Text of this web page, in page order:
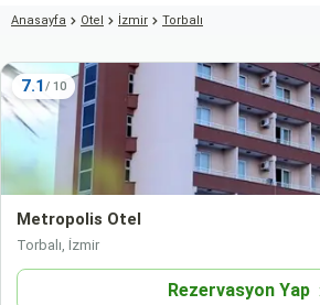
Anasayfa Otel İzmir Torbalı
7.1
Metropolis Otel
Torbalı, İzmir
Rezervasyon Yap